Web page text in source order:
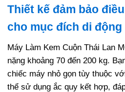
Thiết kế đảm bảo
cho mục đích di động
Máy Làm Kem Cuộn Thái Lan
nặng khoảng 70 đến 200 kg.
chiếc máy nhỏ gọn tùy thuộc
thể sử dụng ắc quy kết hợp,